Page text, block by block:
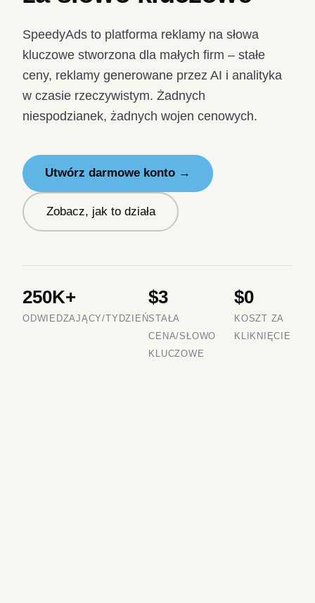
SpeedyAds to platforma reklamy na słowa
kluczowe stworzona dla małych firm – stałe
ceny, reklamy generowane przez AI i analityka
w czasie rzeczywistym. Żadnych
niespodzianek, żadnych wojen cenowych.
Utwórz darmowe konto →
Zobacz, jak to działa
250K+
ODWIEDZAJĄCY/TYDZIEŃ
$3
STAŁA
CENA/SŁOWO
KLUCZOWE
$0
KOSZT ZA
KLIKNIĘCIE